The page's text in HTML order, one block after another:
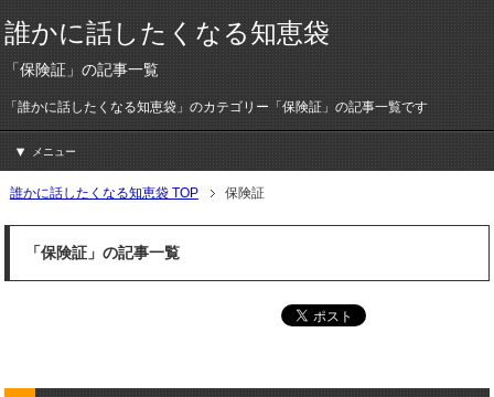
誰かに話したくなる知恵袋
「保険証」の記事一覧
「誰かに話したくなる知恵袋」のカテゴリー「保険証」の記事一覧です
メニュー
誰かに話したくなる知恵袋 TOP 保険証
「保険証」の記事一覧